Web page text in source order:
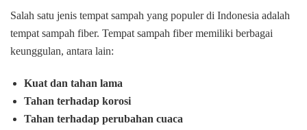
Salah satu jenis tempat sampah yang populer di Indonesia adalah
tempat sampah fiber. Tempat sampah fiber memiliki berbagai
keunggulan, antara lain:
Kuat dan tahan lama
Tahan terhadap korosi
Tahan terhadap perubahan cuaca